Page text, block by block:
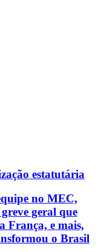
estatutária
no MEC,
geral que
França, e mais,
o Brasil